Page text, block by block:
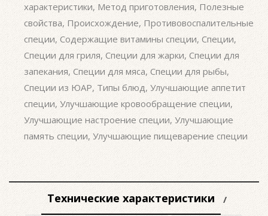
характеристики, Метод приготовления, Полезные
свойства, Происхождение, Противовоспалительные
специи,Содержащие витамины специи,Специи,
Специи для гриля,Специи для жарки,Специи для
запекания,Специи для мяса,Специи для рыбы,
Специи из ЮАР, Типы блюд,Улучшающие аппетит
специи,Улучшающие кровообращение специи,
Улучшающие настроение специи,Улучшающие
память специи,Улучшающие пищеварение специи
Технические характеристики